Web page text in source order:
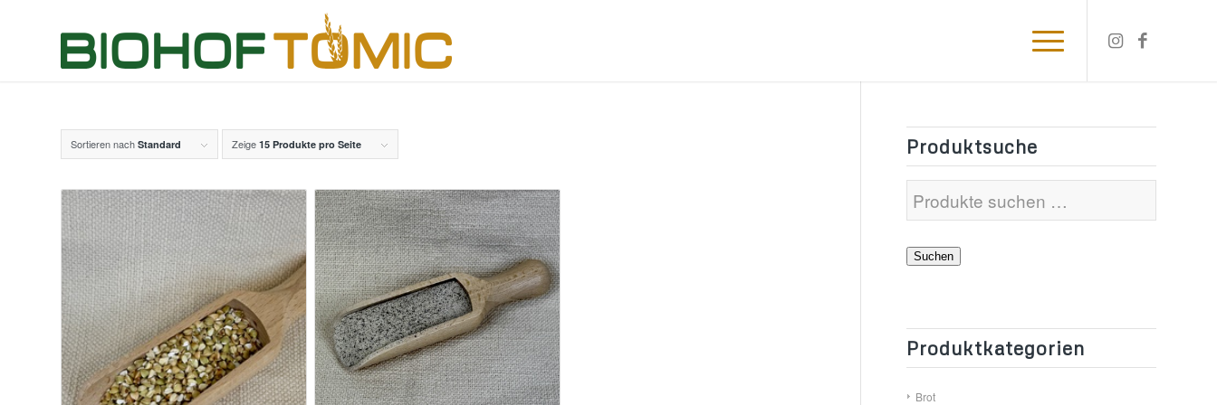
Sortieren nach Standard Zeige 15 Produkte pro Seite Produktsuche
Suchen
Produktkategorien
Brot